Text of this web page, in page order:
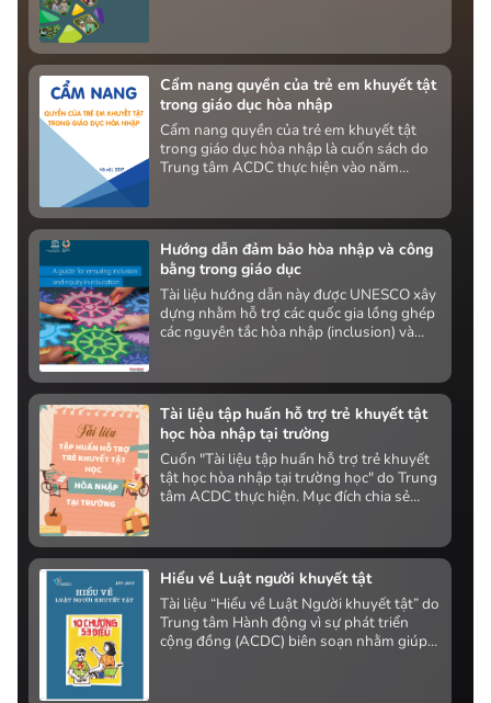
dân xây dựng niềm tin, nâng cao nhận
thức và đạt được những thành tựu chung
trong giám sát nhân sách nhà nước.
Cẩm nang quyền của trẻ em khuyết tật
trong giáo dục hòa nhập
Cẩm nang quyền của trẻ em khuyết tật
trong giáo dục hòa nhập là cuốn sách do
Trung tâm ACDC thực hiện vào năm
Hướng dẫn đảm bảo hòa nhập và công
bằng trong giáo dục
Tài liệu hướng dẫn này được UNESCO xây
dựng nhằm hỗ trợ các quốc gia lồng ghép
các nguyên tắc hòa nhập (inclusion) và
thay đổi mang tính hệ thống nhằm xóa bỏ
các rào cản đối với việc tiếp cận giáo dục,
tham gia, tiến bộ và kết quả học tập cho
mọi người học.
Tài liệu tập huấn hỗ trợ trẻ khuyết tật
học hòa nhập tại trường
Cuốn "Tài liệu tập huấn hỗ trợ trẻ khuyết
tật học hòa nhập tại trường học" do Trung
tâm ACDC thực hiện. Mục đích chia sẻ
cũng như phương pháp giáo dục và cách
tiếp cận khác nhau. Đồng thời đưa ra một
vài định hướng cơ bản về cách thức giao
tiếp và dạy từng dạng tật của trẻ theo
từng bản kế hoạch giáo dục cá nhân phù
hợp với trẻ khuyết tật.a
Hiểu về Luật người khuyết tật
Tài liệu “Hiểu về Luật Người khuyết tật” do
Trung tâm Hành động vì sự phát triển
cộng đồng (ACDC) biên soạn nhằm giúp